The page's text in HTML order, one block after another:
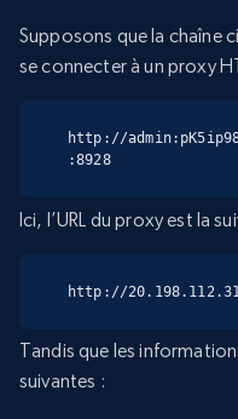
Supposons que la chaîne
se connecter à un proxy
http://
:8928
Ici, l’URL du proxy est la
http://
Tandis que les
suivantes :